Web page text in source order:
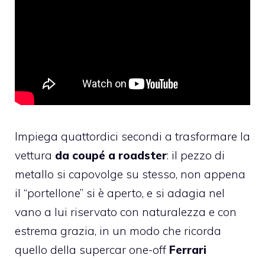
Impiega quattordici secondi a trasformare la
vettura da coupé a roadster: il pezzo di
metallo si capovolge su stesso, non appena
il “portellone” si è aperto, e si adagia nel
vano a lui riservato con naturalezza e con
estrema grazia, in un modo che ricorda
quello della supercar one-off Ferrari